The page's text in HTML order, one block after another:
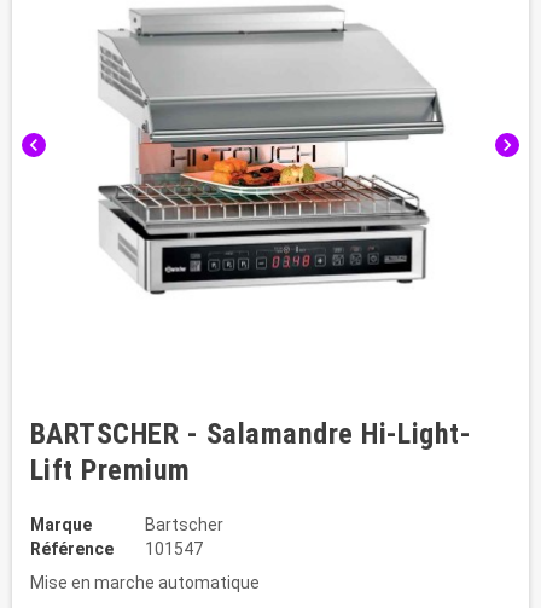
chevron_left chevron_right
BARTSCHER - Salamandre Hi-Light-
Lift Premium
Marque
Bartscher
Référence
101547
Mise en marche automatique